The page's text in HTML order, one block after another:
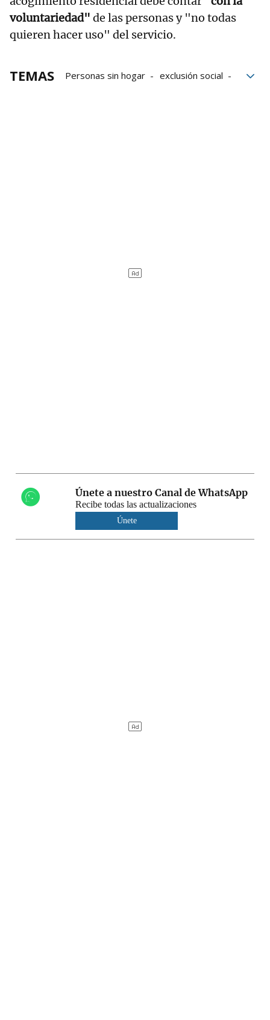
voluntariedad" de las personas y "no todas
quieren hacer uso" del servicio.
TEMAS Personas sin hogar
exclusión social
Únete a nuestro Canal de WhatsApp
Recibe todas las actualizaciones
Únete